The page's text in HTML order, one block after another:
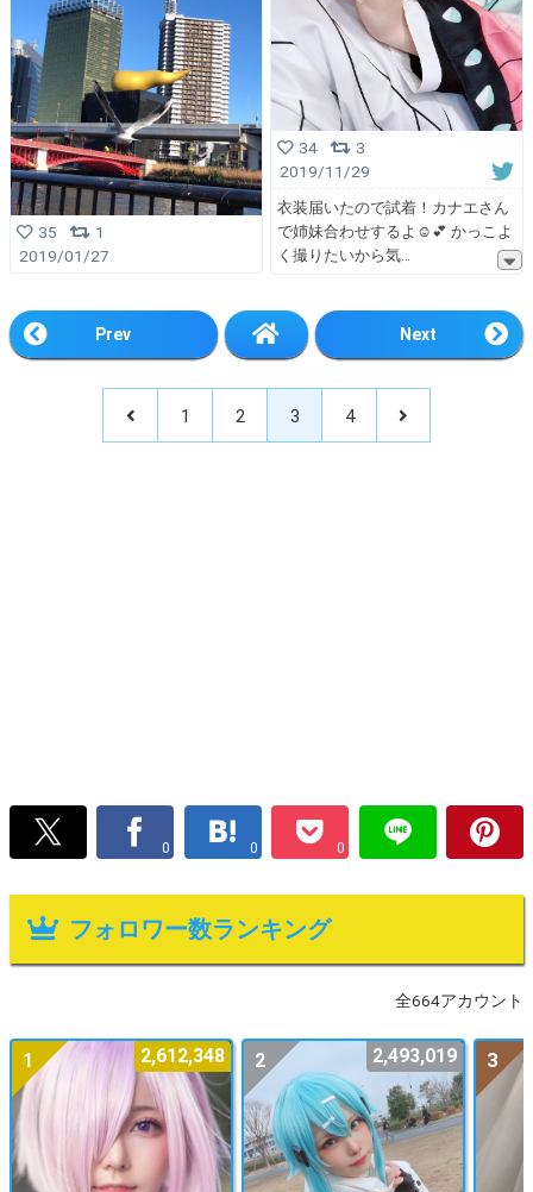
35
1
2019/01/27
34
3
2019/11/29
衣装届いたので試着！カナエさん
で姉妹合わせするよ☺️💕 かっこよ
く撮りたいから気
Prev Next
1 2 3 4
0 0 0
フォロワー数ランキング
全664アカウント
1 2,612,348 2 2,493,019 3